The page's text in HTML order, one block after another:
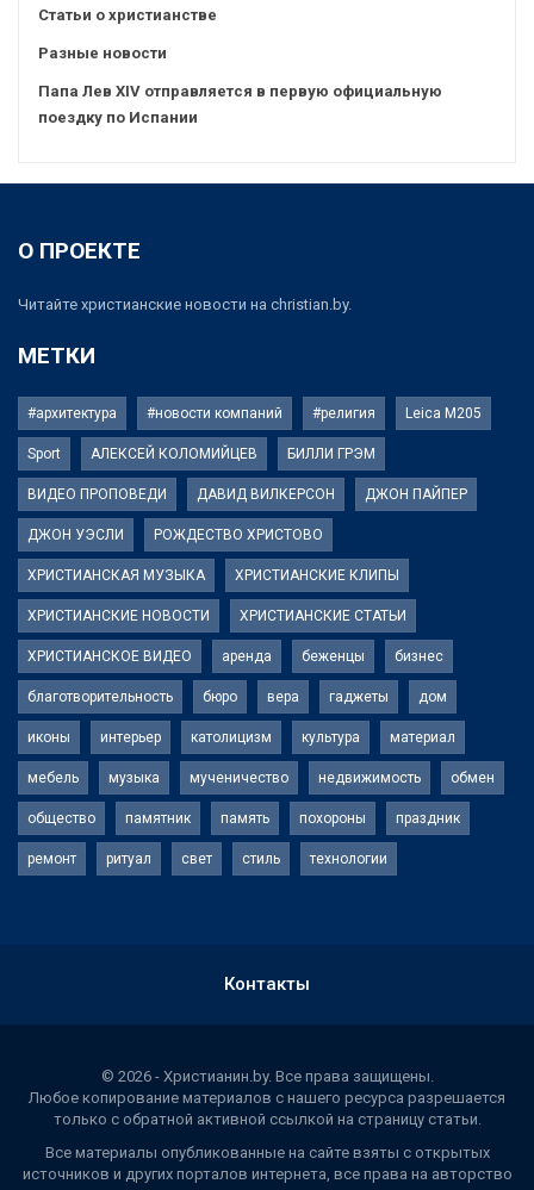
Статьи о христианстве
Разные новости
Папа Лев XIV отправляется в первую официальную
поездку по Испании
О ПРОЕКТЕ
Читайте христианские новости на christian.by.
МЕТКИ
#архитектура #новости компаний #религия Leica M205
Sport АЛЕКСЕЙ КОЛОМИЙЦЕВ БИЛЛИ ГРЭМ
ВИДЕО ПРОПОВЕДИ ДАВИД ВИЛКЕРСОН ДЖОН ПАЙПЕР
ДЖОН УЭСЛИ РОЖДЕСТВО ХРИСТОВО
ХРИСТИАНСКАЯ МУЗЫКА ХРИСТИАНСКИЕ КЛИПЫ
ХРИСТИАНСКИЕ НОВОСТИ ХРИСТИАНСКИЕ СТАТЬИ
ХРИСТИАНСКОЕ ВИДЕО аренда беженцы бизнес
благотворительность бюро вера гаджеты дом
иконы интерьер католицизм культура материал
мебель музыка мученичество недвижимость обмен
общество памятник память похороны праздник
ремонт ритуал свет стиль технологии
Контакты
© 2026 - Христианин.by. Все права защищены.
Любое копирование материалов с нашего ресурса разрешается
только с обратной активной ссылкой на страницу статьи.
Все материалы опубликованные на сайте взяты с открытых
источников и других порталов интернета, все права на авторство